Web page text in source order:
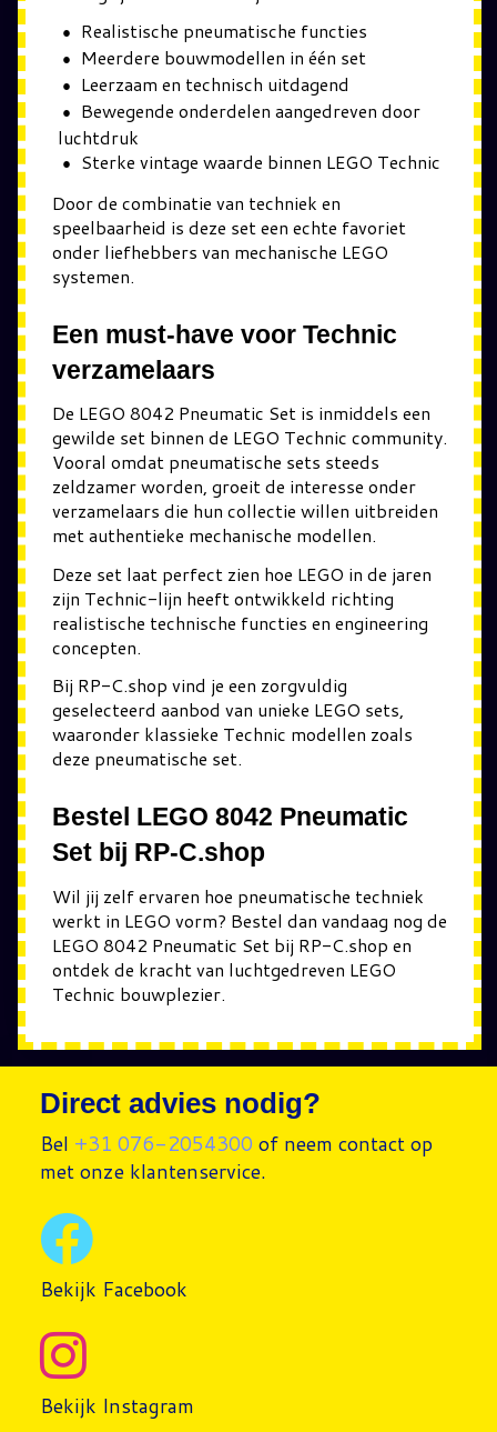
Realistische pneumatische functies
Meerdere bouwmodellen in één set
Leerzaam en technisch uitdagend
Bewegende onderdelen aangedreven door
luchtdruk
Sterke vintage waarde binnen LEGO Technic
Door de combinatie van techniek en
speelbaarheid is deze set een echte favoriet
onder liefhebbers van mechanische LEGO
systemen.
Een must-have voor Technic
verzamelaars
De LEGO 8042 Pneumatic Set is inmiddels een
gewilde set binnen de LEGO Technic community.
Vooral omdat pneumatische sets steeds
zeldzamer worden, groeit de interesse onder
verzamelaars die hun collectie willen uitbreiden
met authentieke mechanische modellen.
Deze set laat perfect zien hoe LEGO in de jaren
zijn Technic-lijn heeft ontwikkeld richting
realistische technische functies en engineering
concepten.
Bij RP-C.shop vind je een zorgvuldig
geselecteerd aanbod van unieke LEGO sets,
waaronder klassieke Technic modellen zoals
deze pneumatische set.
Bestel LEGO 8042 Pneumatic
Set bij RP-C.shop
Wil jij zelf ervaren hoe pneumatische techniek
werkt in LEGO vorm? Bestel dan vandaag nog de
LEGO 8042 Pneumatic Set bij RP-C.shop en
ontdek de kracht van luchtgedreven LEGO
Technic bouwplezier.
Direct advies nodig?
Bel +31 076-2054300 of neem contact op
met onze klantenservice.
Bekijk Facebook
Bekijk Instagram